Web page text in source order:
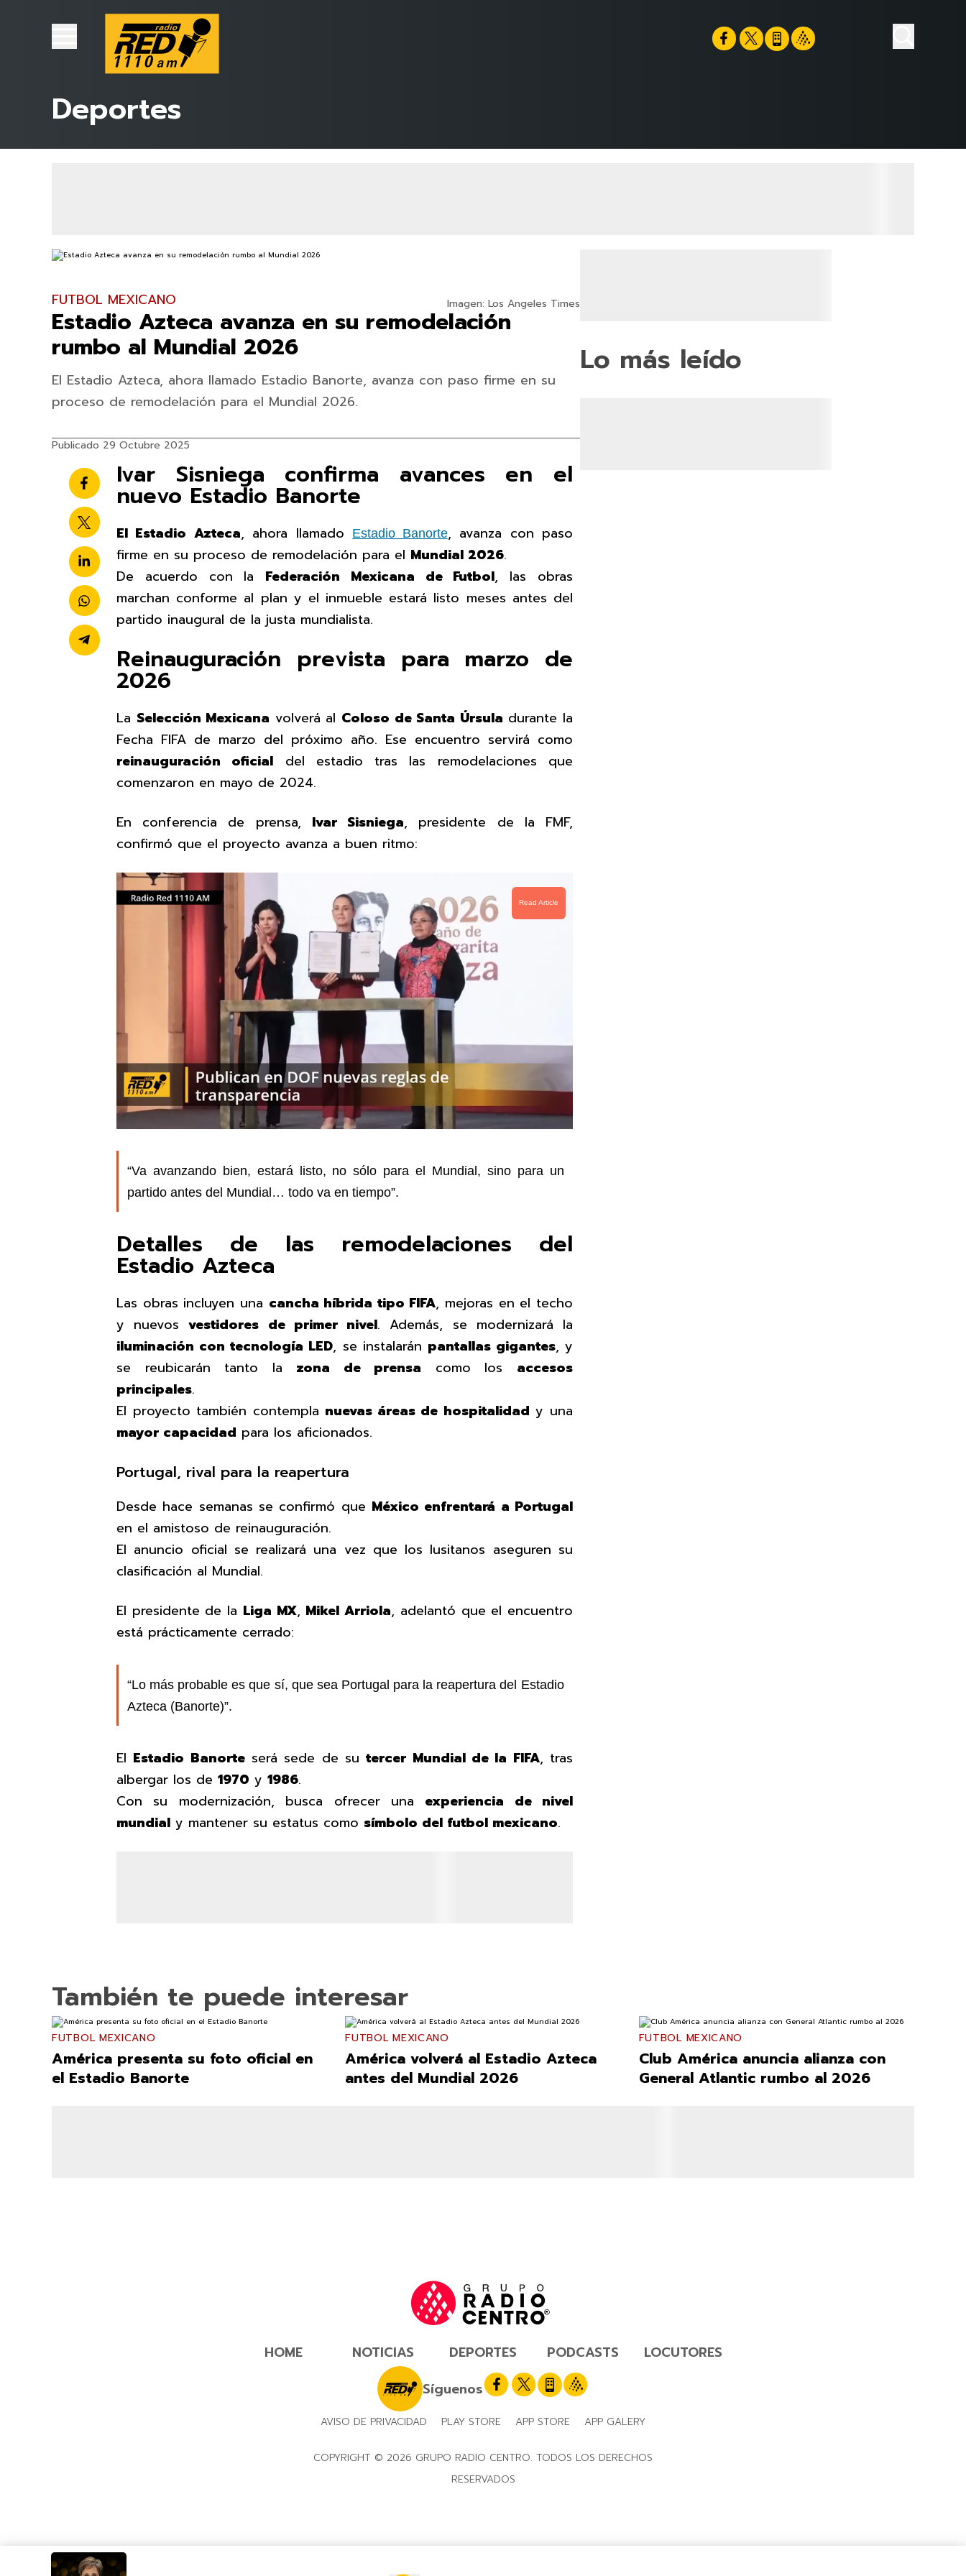
Deportes
Imagen: Los Angeles Times
FUTBOL MEXICANO
Estadio Azteca avanza en su remodelación
rumbo al Mundial 2026
El Estadio Azteca, ahora llamado Estadio Banorte, avanza con paso firme en su
proceso de remodelación para el Mundial 2026.
Publicado 29 Octubre 2025
Ivar Sisniega confirma avances en el
nuevo Estadio Banorte
El Estadio Azteca, ahora llamadoEstadio Banorte, avanza con paso
firme en su proceso de remodelación para el Mundial 2026.
De acuerdo con la Federación Mexicana de Futbol, las obras
marchan conforme al plan y el inmueble estará listo meses antes del
partido inaugural de la justa mundialista.
Reinauguración prevista para marzo de
2026
La Selección Mexicana volverá al Coloso de Santa Úrsula durante la
Fecha FIFA de marzo del próximo año. Ese encuentro servirá como
reinauguración oficial del estadio tras las remodelaciones que
comenzaron en mayo de 2024.
En conferencia de prensa, Ivar Sisniega, presidente de la FMF,
confirmó que el proyecto avanza a buen ritmo:
Read Article
“Va avanzando bien, estará listo, no sólo para el Mundial, sino para un
partido antes del Mundial… todo va en tiempo”.
Detalles de las remodelaciones del
Estadio Azteca
Las obras incluyen una cancha híbrida tipo FIFA, mejoras en el techo
y nuevosvestidores de primer nivel. Además, se modernizará la
iluminación con tecnología LED, se instalarán pantallas gigantes, y
se reubicarán tanto la zona de prensa como los accesos
principales.
El proyecto también contempla nuevas áreas de hospitalidad y una
mayor capacidad para los aficionados.
Portugal, rival para la reapertura
Desde hace semanas se confirmó que México enfrentará a Portugal
en el amistoso de reinauguración.
El anuncio oficial se realizará una vez que los lusitanos aseguren su
clasificación al Mundial.
El presidente de la Liga MX, Mikel Arriola, adelantó que el encuentro
está prácticamente cerrado:
“Lo más probable es que sí, que sea Portugal para la reapertura del Estadio
Azteca (Banorte)”.
El Estadio Banorteserá sede de sutercer Mundial de la FIFA, tras
albergar los de 1970 y 1986.
Con su modernización, busca ofrecer una experiencia de nivel
mundial y mantener su estatus como símbolo del futbol mexicano.
Lo más leído
También te puede interesar
FUTBOL MEXICANO
América presenta su foto oficial en
el Estadio Banorte
FUTBOL MEXICANO
América volverá al Estadio Azteca
antes del Mundial 2026
FUTBOL MEXICANO
Club América anuncia alianza con
General Atlantic rumbo al 2026
HOME NOTICIAS DEPORTES PODCASTS
LOCUTORES
Síguenos
AVISO DE PRIVACIDAD PLAY STORE APP STORE APP GALERY
COPYRIGHT © 2026 GRUPO RADIO CENTRO. TODOS LOS DERECHOS
RESERVADOS